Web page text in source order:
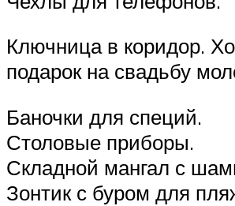
Ключница в коридор.
подарок на свадьбу
Баночки для специй.
Столовые приборы.
Складной мангал с
Зонтик с буром для